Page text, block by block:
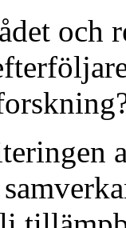
och